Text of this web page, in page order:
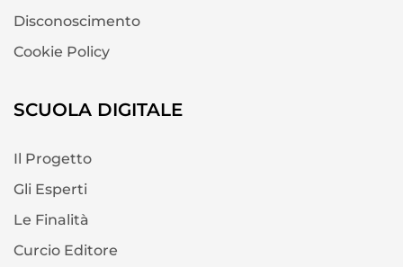
Disconoscimento
Cookie Policy
SCUOLA DIGITALE
Il Progetto
Gli Esperti
Le Finalità
Curcio Editore